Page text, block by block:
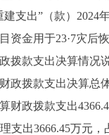
出”（款）2024年
资金用于23·7灾后
款支出决算情况
拨款支出决算总
政拨款支出
支出3666.45万元